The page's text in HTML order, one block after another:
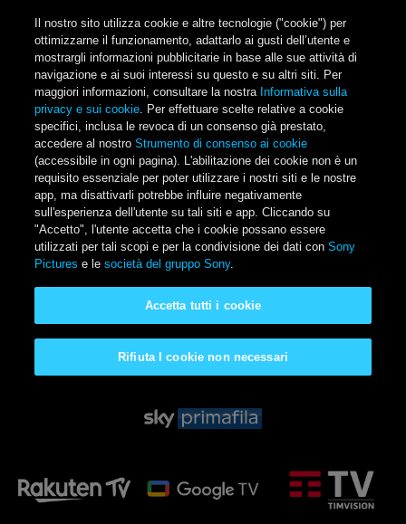
Il nostro sito utilizza cookie e altre tecnologie ("cookie") per
ottimizzarne il funzionamento, adattarlo ai gusti dell’utente e
mostrargli informazioni pubblicitarie in base alle sue attività di
navigazione e ai suoi interessi su questo e su altri siti. Per
maggiori informazioni, consultare la nostra Informativa sulla
privacy e sui cookie. Per effettuare scelte relative a cookie
specifici, inclusa le revoca di un consenso già prestato,
accedere al nostroStrumento di consenso ai cookie
(accessibile in ogni pagina). L'abilitazione dei cookie non è un
requisito essenziale per poter utilizzare i nostri siti e le nostre
app, ma disattivarli potrebbe influire negativamente
sull'esperienza dell'utente su tali siti e app. Cliccando su
"Accetto", l'utente accetta che i cookie possano essere
utilizzati per tali scopi e per la condivisione dei dati conSony
Pictures e lesocietà del gruppo Sony.
Rifiuta I cookie non necessari
Accetta tutti i cookie
Main Menu
SISU - Il Vendicatore
Disponibile a casa tua in acquisto o a noleggio